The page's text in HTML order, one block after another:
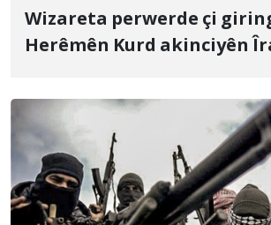
Wizareta perwerde çi
Herêmên Kurd akinciyên